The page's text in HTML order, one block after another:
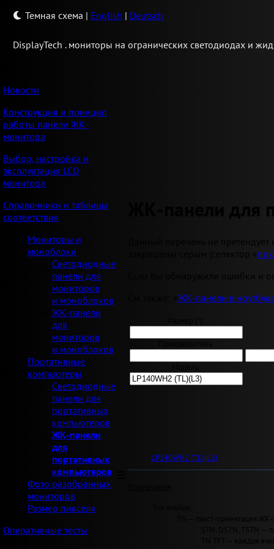
Темная схема | English | Deutsch
DisplayTech . мониторы на огранических светодиодах и
Новости
Конструкция и принцип
работы панели ЖК-
монитора
Выбор, настройка и
эксплуатация LCD
монитора
Справочники и таблицы
соответствия
Мониторы и
моноблоки
Светодиодные
панели для
мониторов
и моноблоков
ЖК-панели
для
мониторов
и моноблоков
Портативные
компьютеры
Светодиодные
панели для
портативных
компьютеров
ЖК-панели
для
портативных
компьютеров
Фото разобранных
мониторов
Размер пикселя
Оперативные тесты
ЖК-панели для
Данный перечень не
Если Вы обнаружили ошибки и
ЖК-панели в
LP140WH2 (TL)(L3)
TN — твист-ориентация
STN, DSTN, TSTN
TN TFT — каждая